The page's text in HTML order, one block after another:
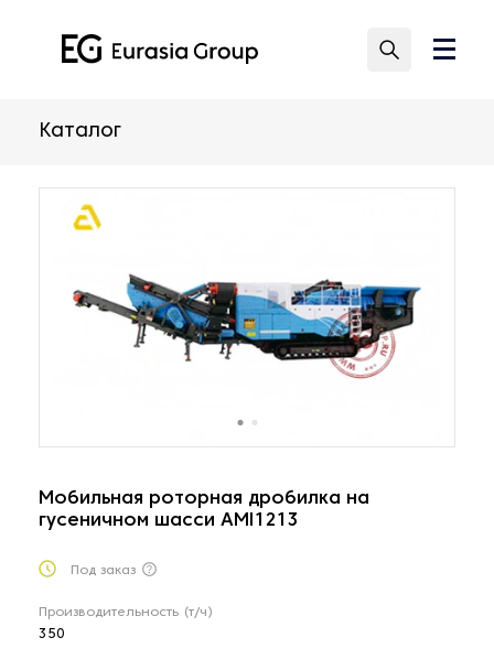
Каталог
Мобильная роторная дробилка на
гусеничном шасси AMI1213
Под заказ
Производительность (т/ч)
350